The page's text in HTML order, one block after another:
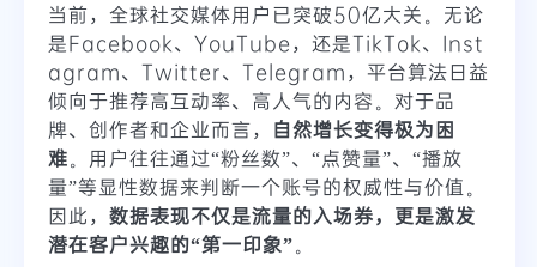
当前，全球社交媒体用户已突破50亿大关。无论
是Facebook、YouTube，还是TikTok、Inst
agram、Twitter、Telegram，平台算法日益
倾向于推荐高互动率、高人气的内容。对于品
牌、创作者和企业而言， 自然增长变得极为困
难。用户往往通过“粉丝数”、“点赞量”、“播放
量”等显性数据来判断一个账号的权威性与价值。
因此， 数据表现不仅是流量的入场券，更是激发
潜在客户兴趣的“第一印象”。